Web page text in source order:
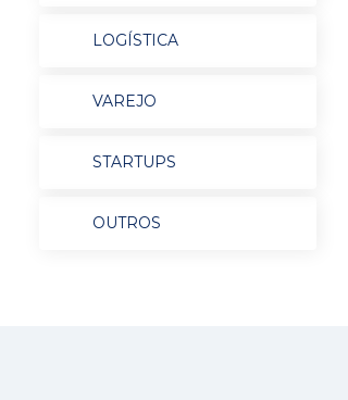
LOGÍSTICA
VAREJO
STARTUPS
OUTROS